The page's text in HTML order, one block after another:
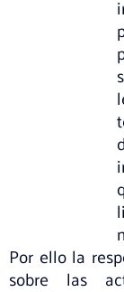
Por ello la
sobre las